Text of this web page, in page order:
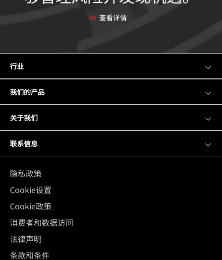
查看详情
行业
我们的产品
关于我们
联系信息
隐私政策
Cookie设置
Cookie政策
消费者和数据访问
法律声明
条款和条件